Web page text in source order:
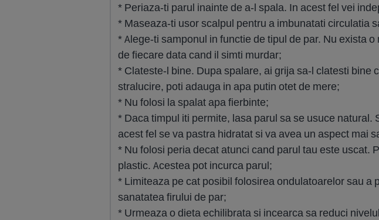
* Periaza-ti parul inainte de a-l spala. In acest fel vei
* Maseaza-ti usor scalpul pentru a imbunatati circulatia
* Alege-ti samponul in functie de tipul de par. Nu exista
de fiecare data cand il simti murdar;
* Clateste-l bine. Dupa spalare, ai grija sa-l clatesti
stralucire, poti adauga in apa putin otet de mere;
* Nu folosi la spalat apa fierbinte;
* Daca timpul iti permite, lasa parul sa se usuce
acest fel se va pastra hidratat si va avea un aspect mai
* Nu folosi peria decat atunci cand parul tau este uscat.
plastic. Acestea pot incurca parul;
* Limiteaza pe cat posibil folosirea ondulatoarelor sau
sanatatea firului de par;
* Urmeaza o dieta echilibrata si incearca sa reduci